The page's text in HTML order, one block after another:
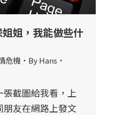
姐，我能做些什
危機 ByHans
截圖給我看，上
友在網路上發文